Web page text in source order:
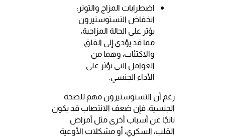
اضطرابات المزاج والتوتر:
انخفاض التستوستيرون
يؤثر على الحالة المزاجية،
مما قد يؤدي إلى القلق
والاكتئاب، وهما من
العوامل التي تؤثر على
الأداء الجنسي.
رغم أن التستوستيرون مهم للصحة
الجنسية، فإن ضعف الانتصاب قد يكون
ناتجًا عن أسباب أخرى مثل أمراض
القلب، السكري، أو مشكلات الأوعية